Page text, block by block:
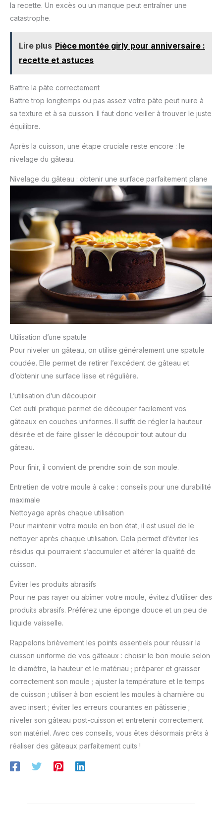
la recette. Un excès ou un manque peut entraîner une
catastrophe.
Lire plus Pièce montée girly pour anniversaire :
recette et astuces
Battre la pâte correctement
Battre trop longtemps ou pas assez votre pâte peut nuire à
sa texture et à sa cuisson. Il faut donc veiller à trouver le juste
équilibre.
Après la cuisson, une étape cruciale reste encore : le
nivelage du gâteau.
Nivelage du gâteau : obtenir une surface parfaitement plane
Utilisation d’une spatule
Pour niveler un gâteau, on utilise généralement une spatule
coudée. Elle permet de retirer l’excédent de gâteau et
d’obtenir une surface lisse et régulière.
L’utilisation d’un découpoir
Cet outil pratique permet de découper facilement vos
gâteaux en couches uniformes. Il suffit de régler la hauteur
désirée et de faire glisser le découpoir tout autour du
gâteau.
Pour finir, il convient de prendre soin de son moule.
Entretien de votre moule à cake : conseils pour une durabilité
maximale
Nettoyage après chaque utilisation
Pour maintenir votre moule en bon état, il est usuel de le
nettoyer après chaque utilisation. Cela permet d’éviter les
résidus qui pourraient s’accumuler et altérer la qualité de
cuisson.
Éviter les produits abrasifs
Pour ne pas rayer ou abîmer votre moule, évitez d’utiliser des
produits abrasifs. Préférez une éponge douce et un peu de
liquide vaisselle.
Rappelons brièvement les points essentiels pour réussir la
cuisson uniforme de vos gâteaux : choisir le bon moule selon
le diamètre, la hauteur et le matériau ; préparer et graisser
correctement son moule ; ajuster la température et le temps
de cuisson ; utiliser à bon escient les moules à charnière ou
avec insert ; éviter les erreurs courantes en pâtisserie ;
niveler son gâteau post-cuisson et entretenir correctement
son matériel. Avec ces conseils, vous êtes désormais prêts à
réaliser des gâteaux parfaitement cuits !